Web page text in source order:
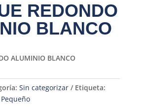
REDONDO
BLANCO
ALUMINIO BLANCO
Sin categorizar
Etiqueta: